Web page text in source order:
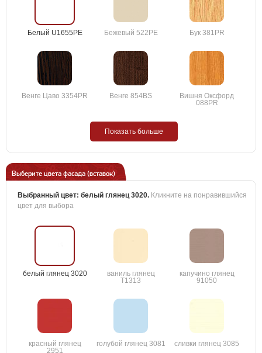
Белый U1655PE Бежевый 522PE Бук 381PR
Венге Цаво 3354PR Венге 854BS
Вишня Оксфорд
088PR
Показать больше
Выберите цвета фасада (вставок)
Выбранный цвет: белый глянец 3020. Кликните на понравившийся
цвет для выбора
белый глянец 3020
ваниль глянец
T1313
капучино глянец
91050
красный глянец
2951
голубой глянец 3081 сливки глянец 3085